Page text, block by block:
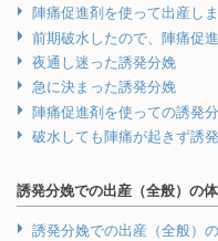
陣痛促進剤を使って出産し
前期破水したので、陣痛促
夜通し迷った誘発分娩
急に決まった誘発分娩
陣痛促進剤を使っての誘発
破水しても陣痛が起きず誘
誘発分娩での出産（全般）の
誘発分娩での出産（全般）